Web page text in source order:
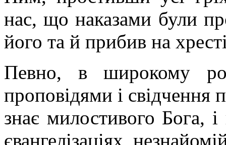
нас, що наказами були
його та й прибив на
Певно, в широкому
проповідями і свідчення
знає милостивого Бога,
євангелізаціях